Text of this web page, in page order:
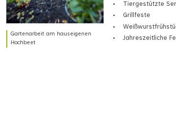
Gartenarbeit am hauseigenen
Hochbeet
Tiergestützte
Grillfeste
Jahreszeitliche